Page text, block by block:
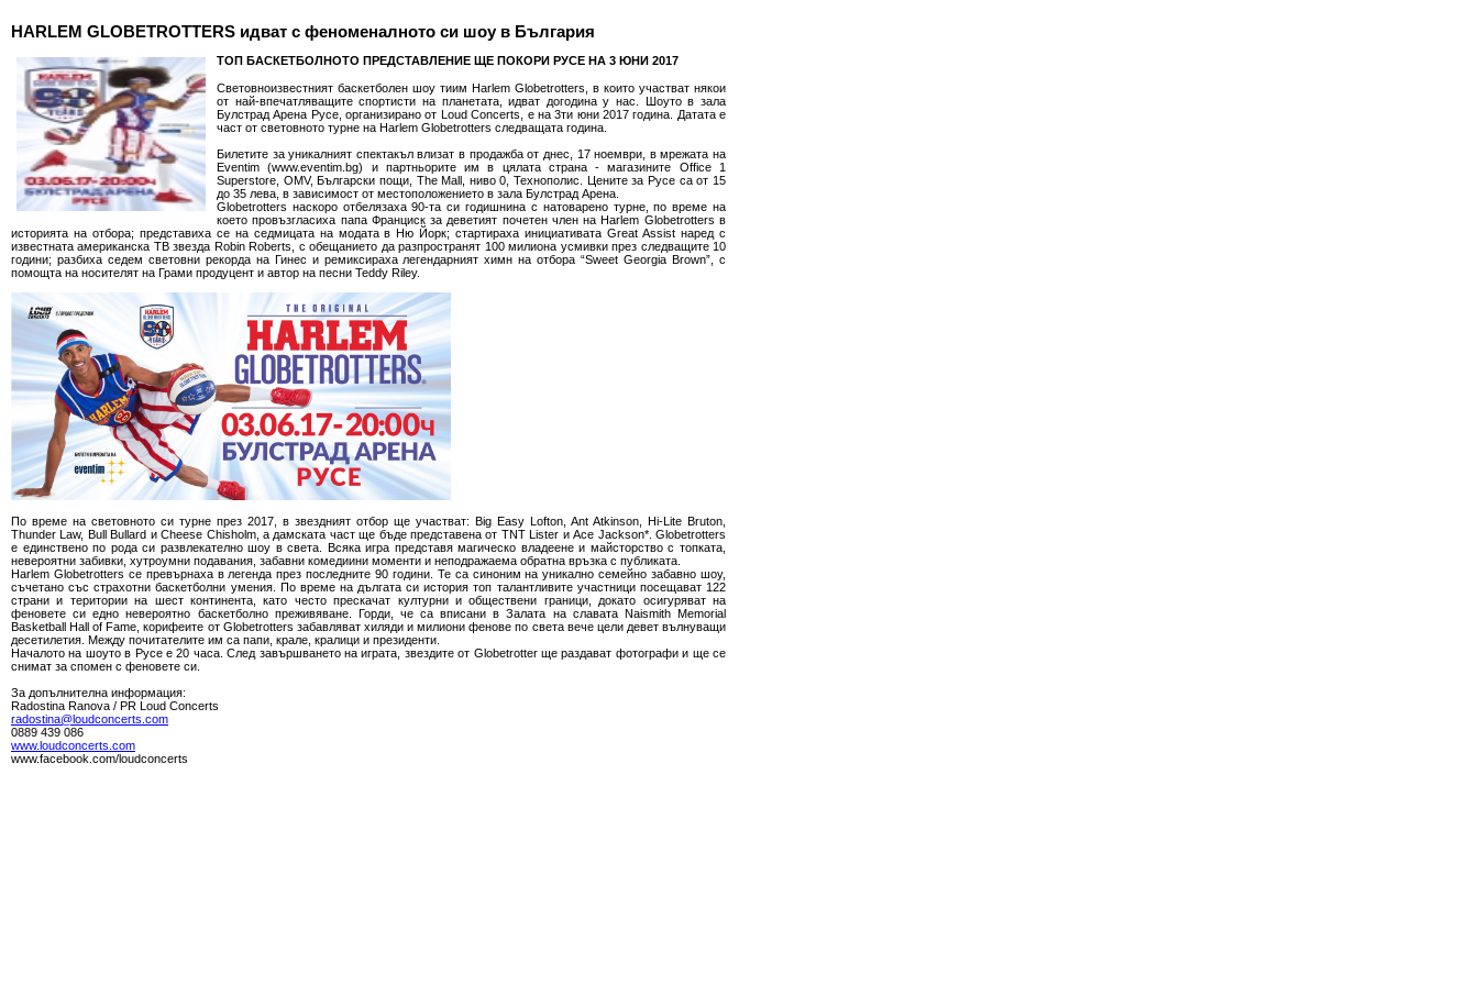
HARLEM GLOBETROTTERS идват с феноменалното си шоу в България
ТОП БАСКЕТБОЛНОТО ПРЕДСТАВЛЕНИЕ ЩЕ ПОКОРИ РУСЕ НА 3 ЮНИ 2017
Световноизвестният баскетболен шоу тиим Harlem Globetrotters, в които участват някои
от най-впечатляващите спортисти на планетата, идват догодина у нас. Шоуто в зала
Булстрад Арена Русе, организирано от Loud Concerts, е на 3ти юни 2017 година. Датата е
част от световното турне на Harlem Globetrotters следващата година.
Билетите за уникалният спектакъл влизат в продажба от днес, 17 ноември, в мрежата на
Eventim (www.eventim.bg) и партньорите им в цялата страна - магазинитe Office 1
Superstore, OMV, Български пощи, The Mall, ниво 0, Технополис. Цените за Русе са от 15
до 35 лева, в зависимост от местоположението в зала Булстрад Арена.
Globetrotters наскоро отбелязаха 90-та си годишнина с натоварено турне, по време на
което провъзгласиха папа Франциск за деветият почетен член на Harlem Globetrotters в
историята на отбора; представиха се на седмицата на модата в Ню Йорк; стартираха инициативата Great Assist наред с
известната американска ТВ звезда Robin Roberts, с обещанието да разпространят 100 милиона усмивки през следващите 10
години; разбиха седем световни рекорда на Гинес и ремиксираха легендарният химн на отбора “Sweet Georgia Brown”, с
помощта на носителят на Грами продуцент и автор на песни Teddy Riley.
По време на световното си турне през 2017, в звездният отбор ще участват: Big Easy Lofton, Ant Atkinson, Hi-Lite Bruton,
Thunder Law, Bull Bullard и Cheese Chisholm, а дамската част ще бъде представена от TNT Lister и Ace Jackson*. Globetrotters
е единствено по рода си развлекателно шоу в света. Всяка игра представя магическо владеене и майсторство с топката,
невероятни забивки, хутроумни подавания, забавни комедиини моменти и неподражаема обратна връзка с публиката.
Harlem Globetrotters се превърнаха в легенда през последните 90 години. Те са синоним на уникално семейно забавно шоу,
съчетано със страхотни баскетболни умения. По време на дългата си история топ талантливите участници посещават 122
страни и територии на шест континента, като често прескачат културни и обществени граници, докато осигуряват на
феновете си едно невероятно баскетболно преживяване. Горди, че са вписани в Залата на славата Naismith Memorial
Basketball Hall of Fame, корифеите от Globetrotters забавляват хиляди и милиони фенове по света вече цели девет вълнуващи
десетилетия. Между почитателите им са папи, крале, кралици и президенти.
Началото на шоуто в Русе е 20 часа. След завършването на играта, звездите от Globetrotter ще раздават фотографи и ще се
снимат за спомен с феновете си.
За допълнителна информация:
Radostina Ranova / PR Loud Concerts
radostina@loudconcerts.com
0889 439 086
www.loudconcerts.com
www.facebook.com/loudconcerts